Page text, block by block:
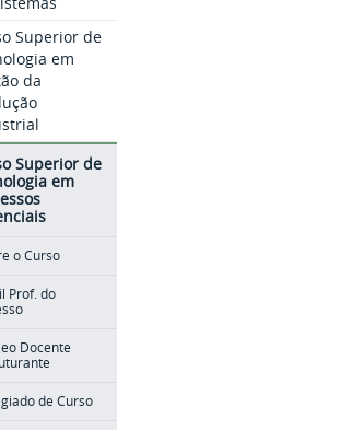
Superior de
em
da
Superior de
em
o Curso
Prof. do
Docente
de Curso